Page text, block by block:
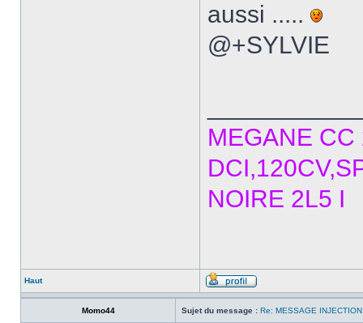
aussi .....
@+SYLVIE
MEGANE
NOIRE 2L5 I
Haut
Momo44 Sujet du message : Re: MESSAGE